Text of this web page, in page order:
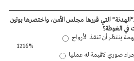
التي قررها مجلس الأمن، واختصرها بوتين
17.16%